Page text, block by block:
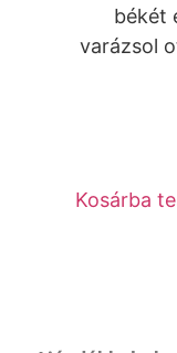
békét
varázsol
Kosárba